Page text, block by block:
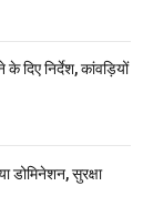
दिए निर्देश, कांवड़ियों
डोमिनेशन, सुरक्षा